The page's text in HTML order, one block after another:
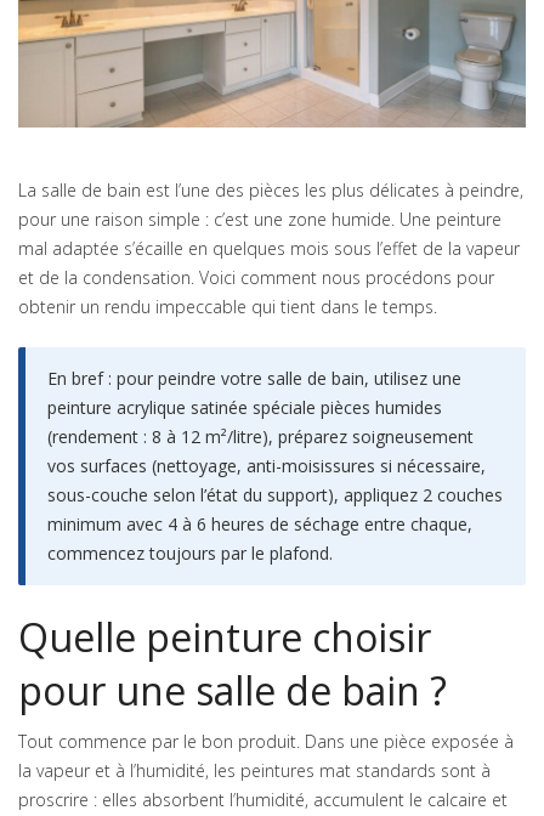
La salle de bain est l’une des pièces les plus délicates à peindre,
pour une raison simple : c’est une zone humide. Une peinture
mal adaptée s’écaille en quelques mois sous l’effet de la vapeur
et de la condensation. Voici comment nous procédons pour
obtenir un rendu impeccable qui tient dans le temps.
En bref : pour peindre votre salle de bain, utilisez une
peinture acrylique satinée spéciale pièces humides
(rendement : 8 à 12 m²/litre), préparez soigneusement
vos surfaces (nettoyage, anti-moisissures si nécessaire,
sous-couche selon l’état du support), appliquez 2 couches
minimum avec 4 à 6 heures de séchage entre chaque,
commencez toujours par le plafond.
Quelle peinture choisir
pour une salle de bain ?
Tout commence par le bon produit. Dans une pièce exposée à
la vapeur et à l’humidité, les peintures mat standards sont à
proscrire : elles absorbent l’humidité, accumulent le calcaire et